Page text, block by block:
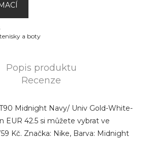
a boty
Popis produktu
Recenze
Midnight Navy/ Univ Gold-White-
EUR 42.5 si můžete vybrat ve
Kč. Značka: Nike, Barva: Midnight